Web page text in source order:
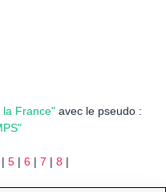
la France" avec le pseudo :
5| 6 | 7 | 8 |